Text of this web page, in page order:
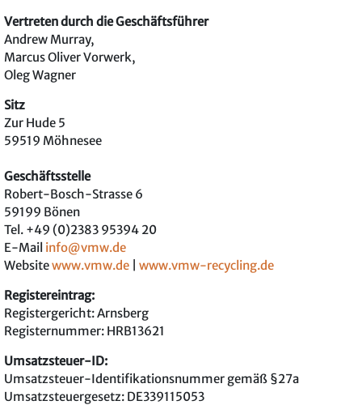
Vertreten durch die Geschäftsführer
Andrew Murray,
Marcus Oliver Vorwerk,
Oleg Wagner
Sitz
Zur Hude 5
59519 Möhnesee
Geschäftsstelle
Robert-Bosch-Strasse 6
59199 Bönen
Tel. +49 (0)2383 95394 20
E-Mail info@vmw.de
Websitewww.vmw.de
www.vmw-recycling.de
Registereintrag:
Registergericht: Arnsberg
Registernummer: HRB13621
Umsatzsteuer-ID:
Umsatzsteuer-Identifikationsnummer gemäß §27a
Umsatzsteuergesetz: DE339115053